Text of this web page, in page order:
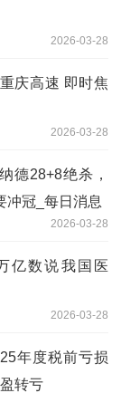
2026-03-28
庆高速 即时焦
2026-03-28
德28+8绝杀，
冲冠_每日消息
2026-03-28
亿数说我国医
2026-03-28
年度税前亏损
转亏